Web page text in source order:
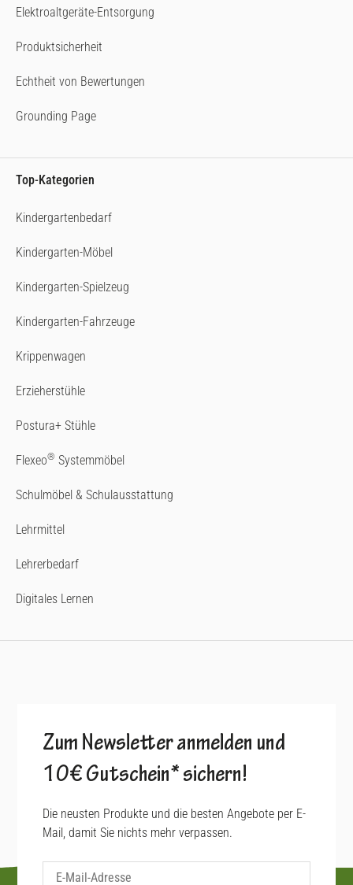
Elektroaltgeräte-Entsorgung
Produktsicherheit
Echtheit von Bewertungen
Grounding Page
Top-Kategorien
Kindergartenbedarf
Kindergarten-Möbel
Kindergarten-Spielzeug
Kindergarten-Fahrzeuge
Krippenwagen
Erzieherstühle
Postura+ Stühle
Flexeo® Systemmöbel
Schulmöbel & Schulausstattung
Lehrmittel
Lehrerbedarf
Digitales Lernen
Zum Newsletter anmelden und
10€ Gutschein* sichern!
Die neusten Produkte und die besten Angebote per E-
Mail, damit Sie nichts mehr verpassen.